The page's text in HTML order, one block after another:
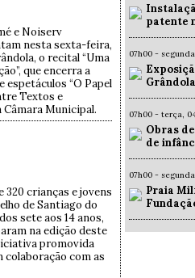
e Noiserv
nesta sexta-feira,
o recital “Uma
que encerra a
“O Papel
Textos e
Câmara Municipal.
320 crianças e jovens
de Santiago do
sete aos 14 anos,
na edição deste
promovida
colaboração com as
patente
07h00 -
07h00 - terça,
Obras
de
07h00 -
Praia